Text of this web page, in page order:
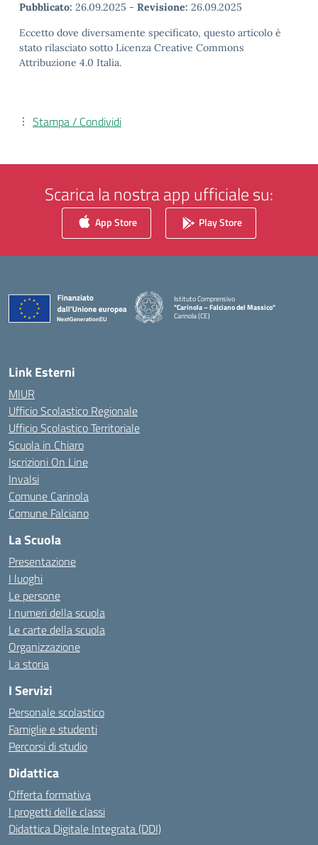
Pubblicato: 26.09.2025 - Revisione: 26.09.2025
Eccetto dove diversamente specificato, questo articolo è
stato rilasciato sotto Licenza Creative Commons
Attribuzione 4.0 Italia.
Stampa / Condividi
Scarica la nostra app ufficiale su:
App Store Play Store
Istituto Comprensivo
"Carinola – Falciano del Massico"
Carinola (CE)
Link Esterni
MIUR
Ufficio Scolastico Regionale
Ufficio Scolastico Territoriale
Scuola in Chiaro
Iscrizioni On Line
Invalsi
Comune Carinola
Comune Falciano
La Scuola
Presentazione
I luoghi
Le persone
I numeri della scuola
Le carte della scuola
Organizzazione
La storia
I Servizi
Personale scolastico
Famiglie e studenti
Percorsi di studio
Didattica
Offerta formativa
I progetti delle classi
Didattica Digitale Integrata (DDI)